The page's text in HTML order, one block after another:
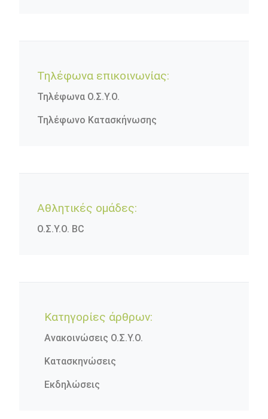
Τηλέφωνα επικοινωνίας:
Τηλέφωνα Ο.Σ.Υ.Ο.
Τηλέφωνο Κατασκήνωσης
Αθλητικές ομάδες:
Ο.Σ.Υ.Ο. BC
Κατηγορίες άρθρων:
Ανακοινώσεις Ο.Σ.Υ.Ο.
Κατασκηνώσεις
Εκδηλώσεις